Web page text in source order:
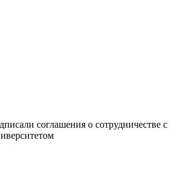
соглашения о сотрудничестве с